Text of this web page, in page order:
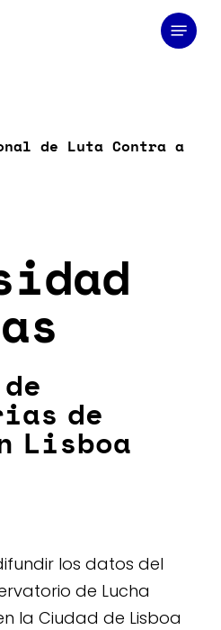
Menu
de Luta Contra a
de
Lisboa
los datos del
de Lucha
la Ciudad de Lisboa